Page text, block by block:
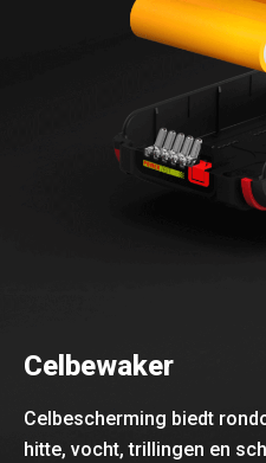
Celbewaker
Celbescherming biedt
hitte, vocht, trillingen en